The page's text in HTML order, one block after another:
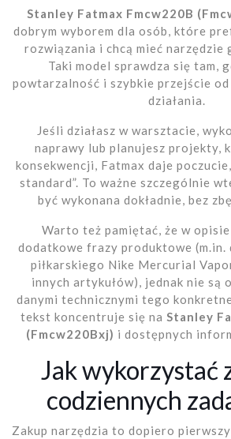
Stanley Fatmax Fmcw220B
dobrym wyborem dla osób, które
rozwiązania i chcą mieć narzędzie
Taki model sprawdza się tam,
powtarzalność i szybkie przejście
działania.
Jeśli działasz w warsztacie,
naprawy lub planujesz projekty,
konsekwencji, Fatmax daje
standard”. To ważne szczególnie
być wykonana dokładnie, bez
Warto też pamiętać, że w
dodatkowe frazy produktowe (m.in.
piłkarskiego Nike Mercurial
innych artykułów), jednak nie są
danymi technicznymi tego
tekst koncentruje się na Stanley
(Fmcw220Bxj) i dostępnych
Jak wykorzystać
codziennych
Zakup narzędzia to dopiero